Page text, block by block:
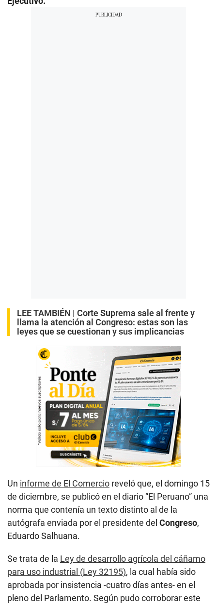
LEE TAMBIÉN | Corte Suprema sale al frente y
llama la atención al Congreso: estas son las
leyes que se cuestionan y sus implicancias
Un informe de El Comercio reveló que, el domingo 15
de diciembre, se publicó en el diario “El Peruano” una
norma que contenía un texto distinto al de la
autógrafa enviada por el presidente del Congreso,
Eduardo Salhuana.
Se trata de la Ley de desarrollo agrícola del cáñamo
para uso industrial (Ley 32195), la cual había sido
aprobada por insistencia -cuatro días antes- en el
pleno del Parlamento. Según pudo corroborar este